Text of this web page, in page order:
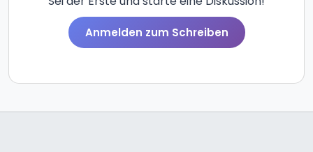
Anmelden zum Schreiben